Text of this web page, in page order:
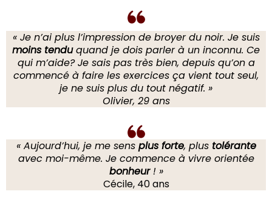
« Je n’ai plus l’impression de broyer du noir. Je suis
moins tenduquand je dois parler à un inconnu. Ce
qui m’aide? Je sais pas très bien, depuis qu’on a
commencé à faire les exercices ça vient tout seul,
je ne suis plus du tout négatif. »
Olivier, 29 ans
« Aujourd’hui, je me sens plus forte, plus tolérante
avec moi-même. Je commence à vivre orientée
bonheur! »
Cécile, 40 ans